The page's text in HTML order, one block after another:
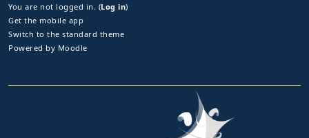
You are not logged in. (Log in)
Get the mobile app
Switch to the standard theme
Powered by Moodle